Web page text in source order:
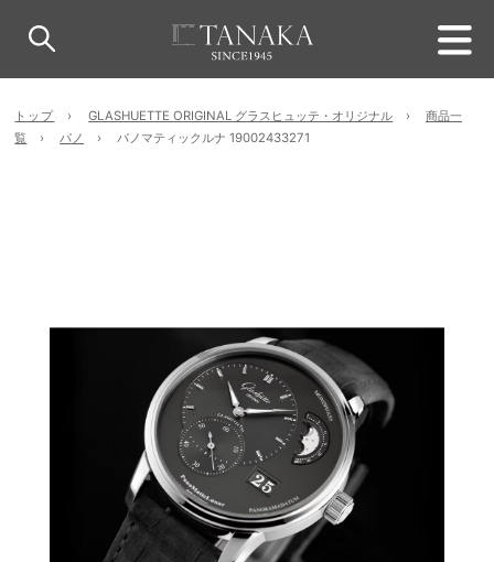
トップ GLASHUETTE ORIGINAL グラスヒュッテ・オリジナル
商品一
覧
パノ パノマティックルナ 19002433271